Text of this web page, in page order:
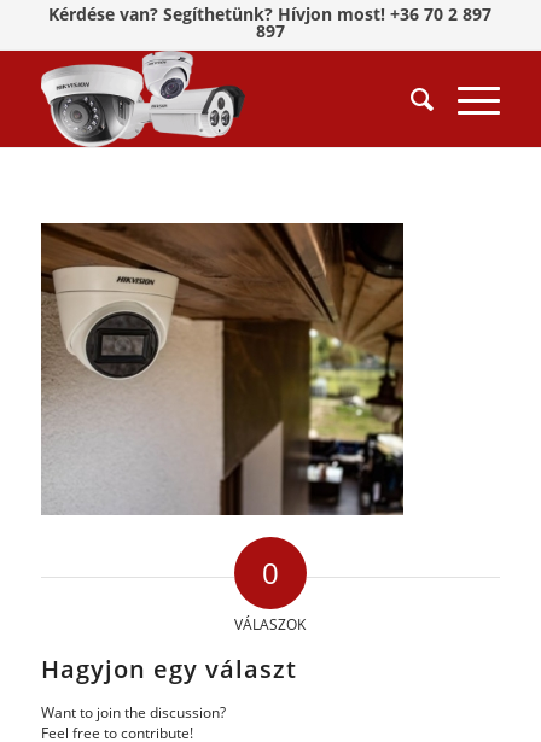
Kérdése van? Segíthetünk? Hívjon most! +36 70 2 897
897
0
VÁLASZOK
Hagyjon egy választ
Want to join the discussion?
Feel free to contribute!